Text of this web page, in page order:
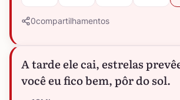
0compartilhamentos
A tarde ele cai, estrelas
você eu fico bem, pôr do sol.